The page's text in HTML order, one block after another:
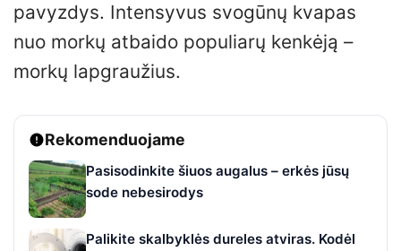
pavyzdys. Intensyvus svogūnų kvapas
nuo morkų atbaido populiarų kenkėją –
morkų lapgraužius.
Rekomenduojame
Pasisodinkite šiuos augalus – erkės jūsų
sode nebesirodys
Palikite skalbyklės dureles atviras. Kodėl